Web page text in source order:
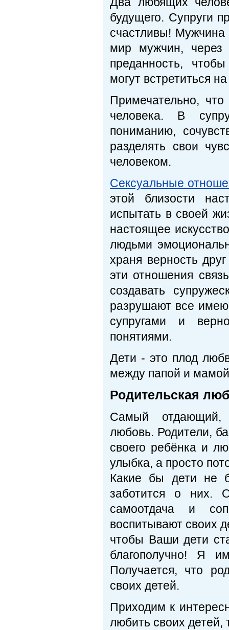
будущего. Супруги
счастливы!
мир мужчин, через
преданность,
могут встретиться
Примечательно, что
человека. В
пониманию,
разделять свои
человеком.
Сексуальные
этой близости
испытать в своей
настоящее
людьми
храня верность
эти отношения
создавать
разрушают все
супругами и
понятиями.
Дети - это плод
между папой и
Родительская
Самый отдающий,
любовь. Родители,
своего ребёнка и
улыбка, а просто
Какие бы дети не
заботится о них.
самоотдача и
воспитывают своих
чтобы Ваши дети
благополучно! Я
Получается, что
своих детей.
Приходим к
любить своих детей,